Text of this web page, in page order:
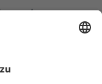
unter: